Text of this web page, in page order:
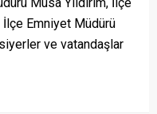
İlçe Emniyet Müdürü
ve vatandaşlar